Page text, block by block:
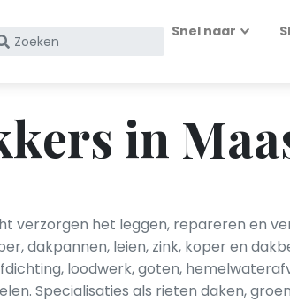
Zoek
KvK
nummer
Snel naar
in
verzorgen het leggen, repareren en
dakpannen, leien, zink, koper en
loodwerk, goten,
Specialisaties als rieten daken,